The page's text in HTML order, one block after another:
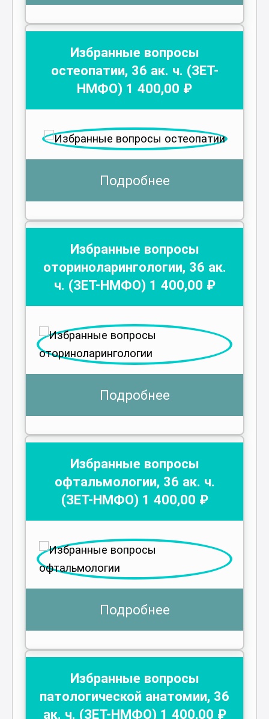
Избранные вопросы
остеопатии, 36 ак. ч. (ЗЕТ-
НМФО) 1 400,00 ₽
Подробнее
Избранные вопросы
оториноларингологии, 36 ак.
ч. (ЗЕТ-НМФО) 1 400,00 ₽
Подробнее
Избранные вопросы
офтальмологии, 36 ак. ч.
(ЗЕТ-НМФО) 1 400,00 ₽
Подробнее
Избранные вопросы
патологической анатомии, 36
ак. ч. (ЗЕТ-НМФО) 1 400,00 ₽